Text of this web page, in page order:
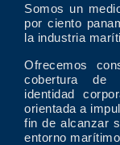
Somos un
por ciento
la industria
Ofrecemos
cobertura de
identidad
orientada a
fin de alcanzar
entorno